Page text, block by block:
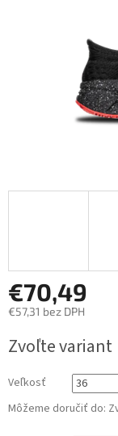
€70,49
€57,31 bez DPH
cena:
Zvoľte variant
Veľkosť
Môžeme doručiť do: